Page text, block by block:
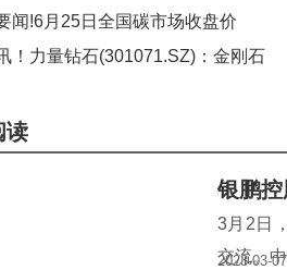
焦点短讯
南城投获持续增持支持释放稳定预
闻!6月25日全国碳市场收盘价
／吨 较前一日上涨0.53%
！力量钻石(301071.SZ)：金刚石
段
读
银鹏
3月2日
交流。
2023-03-